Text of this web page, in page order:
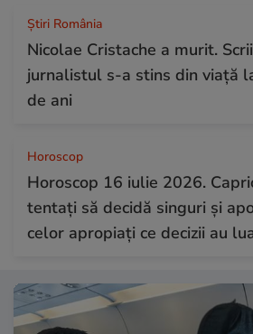
Știri România
Nicolae Cristache a murit.
jurnalistul s-a stins din viață
de ani
Horoscop
Horoscop 16 iulie 2026.
tentați să decidă singuri și
celor apropiați ce decizii au